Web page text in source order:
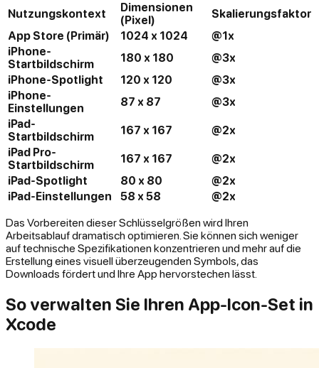
Nutzungskontext
Dimensionen
(Pixel)
Skalierungsfaktor
App Store (Primär)
1024 x 1024
@1x
iPhone-
Startbildschirm
180 x 180
@3x
iPhone-Spotlight
120 x 120
@3x
iPhone-
Einstellungen
87 x 87
@3x
iPad-
Startbildschirm
167 x 167
@2x
iPad Pro-
Startbildschirm
167 x 167
@2x
iPad-Spotlight
80 x 80
@2x
iPad-Einstellungen
58 x 58 @2x
Das Vorbereiten dieser Schlüsselgrößen wird Ihren
Arbeitsablauf dramatisch optimieren. Sie können sich weniger
auf technische Spezifikationen konzentrieren und mehr auf die
Erstellung eines visuell überzeugenden Symbols, das
Downloads fördert und Ihre App hervorstechen lässt.
So verwalten Sie Ihren App-Icon-Set in
Xcode